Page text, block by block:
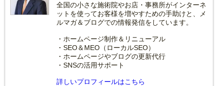
全国の小さな施術院やお店・事務所がインターネ
ットを使ってお客様を増やすための手助けと、メ
ルマガ＆ブログでの情報発信をしています。
・ホームページ制作＆リニューアル
・SEO＆MEO（ローカルSEO）
・ホームページやブログの更新代行
・SNSの活用サポート
詳しいプロフィールはこちら